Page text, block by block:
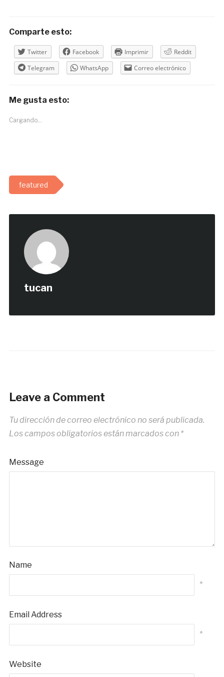
Comparte esto:
Twitter Facebook Imprimir
Reddit
Telegram
WhatsApp Correo electrónico
Me gusta esto:
Cargando...
featured
tucan
Leave a Comment
Tu dirección de correo electrónico no será publicada.
Los campos obligatorios están marcados con *
Message
Name
*
Email Address
*
Website